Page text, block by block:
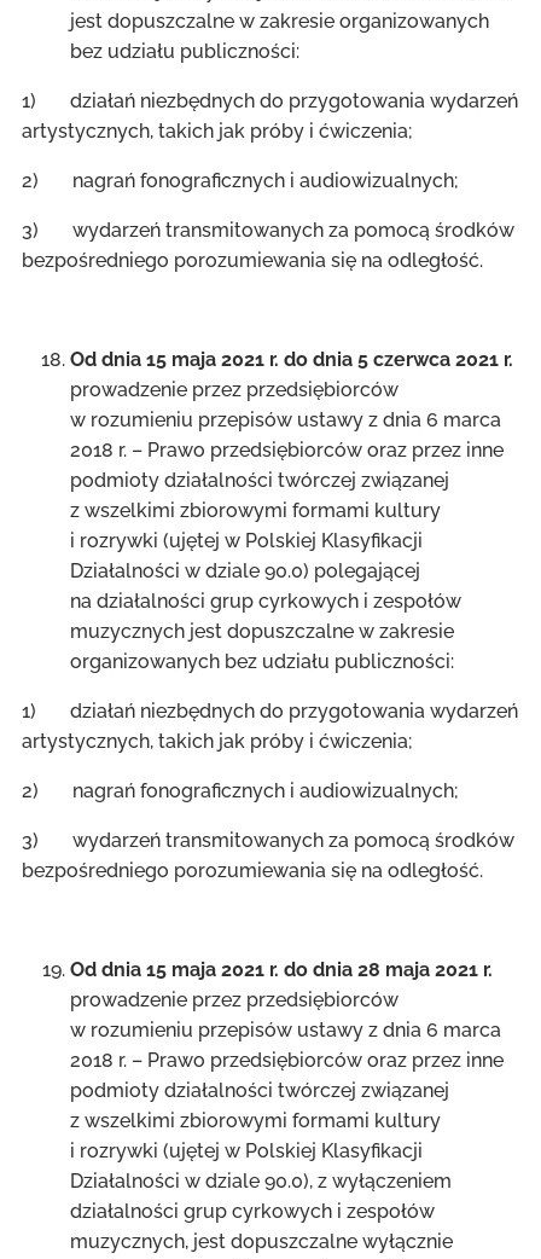
jest dopuszczalne w zakresie organizowanych
bez udziału publiczności:
1) działań niezbędnych do przygotowania wydarzeń
artystycznych, takich jak próby i ćwiczenia;
2) nagrań fonograficznych i audiowizualnych;
3) wydarzeń transmitowanych za pomocą środków
bezpośredniego porozumiewania się na odległość.
Od dnia 15 maja 2021 r. do dnia 5 czerwca 2021 r.
prowadzenie przez przedsiębiorców
w rozumieniu przepisów ustawy z dnia 6 marca
2018 r. – Prawo przedsiębiorców oraz przez inne
podmioty działalności twórczej związanej
z wszelkimi zbiorowymi formami kultury
i rozrywki (ujętej w Polskiej Klasyfikacji
Działalności w dziale 90.0) polegającej
na działalności grup cyrkowych i zespołów
muzycznych jest dopuszczalne w zakresie
organizowanych bez udziału publiczności:
1) działań niezbędnych do przygotowania wydarzeń
artystycznych, takich jak próby i ćwiczenia;
2) nagrań fonograficznych i audiowizualnych;
3) wydarzeń transmitowanych za pomocą środków
bezpośredniego porozumiewania się na odległość.
Od dnia 15 maja 2021 r. do dnia 28 maja 2021 r.
prowadzenie przez przedsiębiorców
w rozumieniu przepisów ustawy z dnia 6 marca
2018 r. – Prawo przedsiębiorców oraz przez inne
podmioty działalności twórczej związanej
z wszelkimi zbiorowymi formami kultury
i rozrywki (ujętej w Polskiej Klasyfikacji
Działalności w dziale 90.0), z wyłączeniem
działalności grup cyrkowych i zespołów
muzycznych, jest dopuszczalne wyłącznie